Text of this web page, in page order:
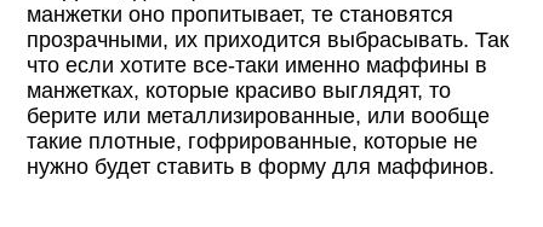
манжетки оно пропитывает, те становятся
прозрачными, их приходится выбрасывать. Так
что если хотите все-таки именно маффины в
манжетках, которые красиво выглядят, то
берите или металлизированные, или вообще
такие плотные, гофрированные, которые не
нужно будет ставить в форму для маффинов.